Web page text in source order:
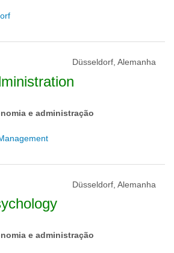
Düsseldorf, Alemanha
e administração
Düsseldorf, Alemanha
e administração